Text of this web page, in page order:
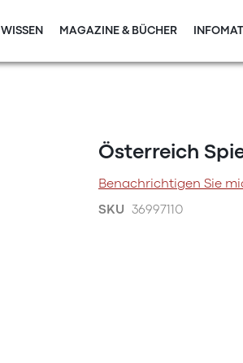
WISSEN MAGAZINE & BÜCHER
Österreich
Benachrichtigen Sie
SKU 36997110